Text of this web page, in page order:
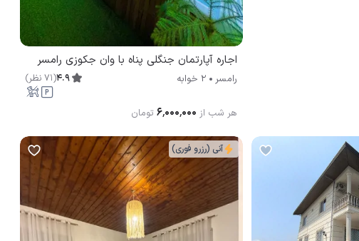
اجاره آپارتمان جنگلی پناه با وان جکوزی رامسر
رامسر 2 خوابه 4.9
(
71 نظر)
هر شب از ۶٬۰۰۰٬۰۰۰ تومان
آنی (رزرو فوری)